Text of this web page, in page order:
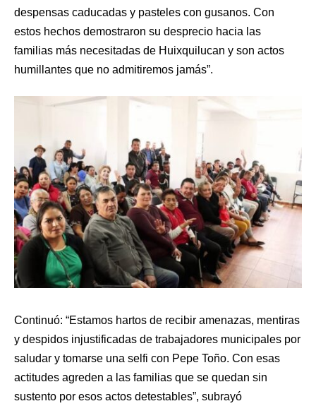
despensas caducadas y pasteles con gusanos. Con
estos hechos demostraron su desprecio hacia las
familias más necesitadas de Huixquilucan y son actos
humillantes que no admitiremos jamás”.
Continuó: “Estamos hartos de recibir amenazas, mentiras
y despidos injustificadas de trabajadores municipales por
saludar y tomarse una selfi con Pepe Toño. Con esas
actitudes agreden a las familias que se quedan sin
sustento por esos actos detestables”, subrayó